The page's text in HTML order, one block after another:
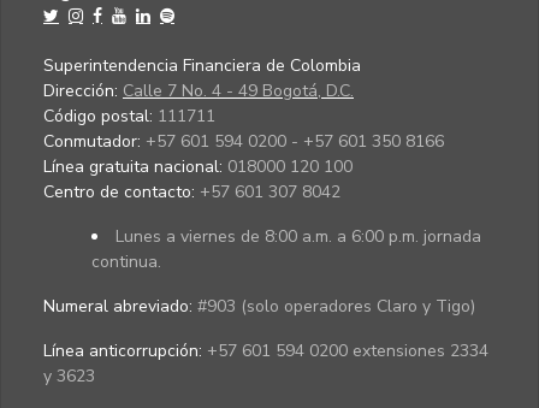
Superintendencia Financiera de Colombia
Dirección: Calle 7 No. 4 - 49 Bogotá, D.C.
Código postal: 111711
Conmutador: +57 601 594 0200 - +57 601 350 8166
Línea gratuita nacional: 018000 120 100
Centro de contacto: +57 601 307 8042
Lunes a viernes de 8:00 a.m. a 6:00 p.m. jornada
continua.
Numeral abreviado: #903 (solo operadores Claro y Tigo)
Línea anticorrupción: +57 601 594 0200 extensiones 2334
y 3623